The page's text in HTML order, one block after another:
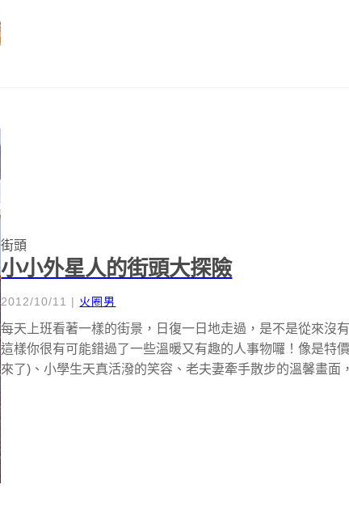
街頭
小小外星人的街頭大探險
2012/10/11 | 火圈男
每天上班看著一樣的街景，日復一日地走過，是不是從來沒
這樣你很有可能錯過了一些溫暖又有趣的人事物囉！像是特
來了)、小學生天真活潑的笑容、老夫妻牽手散步的溫馨畫面